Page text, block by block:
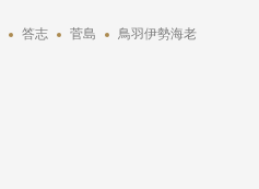
答志 菅島 鳥羽伊勢海老